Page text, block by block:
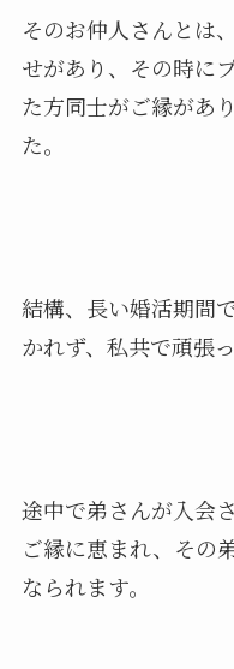
そのお仲人さんとは
せがあり、その時に
た方同士がご縁があ
た。
結構、長い婚活期間
かれず、私共で頑張
途中で弟さんが入会
ご縁に恵まれ、その
なられます。